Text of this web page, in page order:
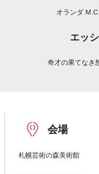
オランダ
エッ
奇才の果てなき
会場
札幌芸術の森美術館